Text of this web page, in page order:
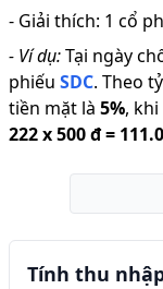
- Giải thích: 1 cổ
- Ví dụ:Tại ngày
phiếu SDC. Theo
tiền mặt là 5%, khi
222x500 đ=
Tính thu